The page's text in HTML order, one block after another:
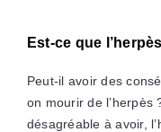
Est-ce que
Peut-il avoir des
on mourir de l’herpès
désagréable à avoir,